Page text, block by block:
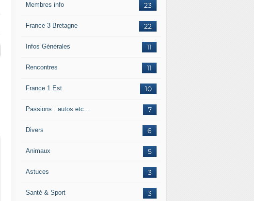
23
Membres info
22
France 3 Bretagne
11
Infos Générales
11
Rencontres
10
France 1 Est
7
Passions : autos etc...
6
Divers
5
Animaux
3
Astuces
3
Santé & Sport